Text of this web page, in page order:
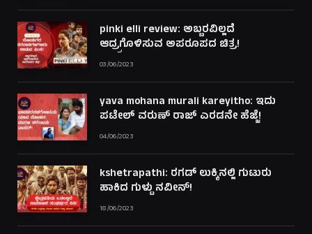
pinki elli review: ಅಬ್ಬರವಿಲ್ಲದೆ
ಆದ್ರ್ರಗೊಳಿಸುವ ಅಪರೂಪದ ಚಿತ್ರ!
03/06/2023
yava mohana murali kareyitho: ಇದು
ಪಟೇಲ್ ವರುಣ್ ರಾಜ್ ಎರಡನೇ ಹೆಜ್ಜೆ!
04/06/2023
kshetrapathi: ರಗಡ್ ಲುಕ್ಕಿನಲ್ಲಿ ಗುಟುರು
ಹಾಕಿದ ಗುಳ್ಟು ನವೀನ್!
18/06/2023